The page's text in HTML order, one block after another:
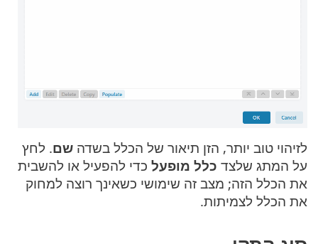
לזיהוי טוב יותר, הזן תיאור של הכלל בשדה שם. לחץ
על המתג שלצד כלל מופעל כדי להפעיל או להשבית
את הכלל הזה; מצב זה שימושי כשאינך רוצה למחוק
את הכלל לצמיתות.